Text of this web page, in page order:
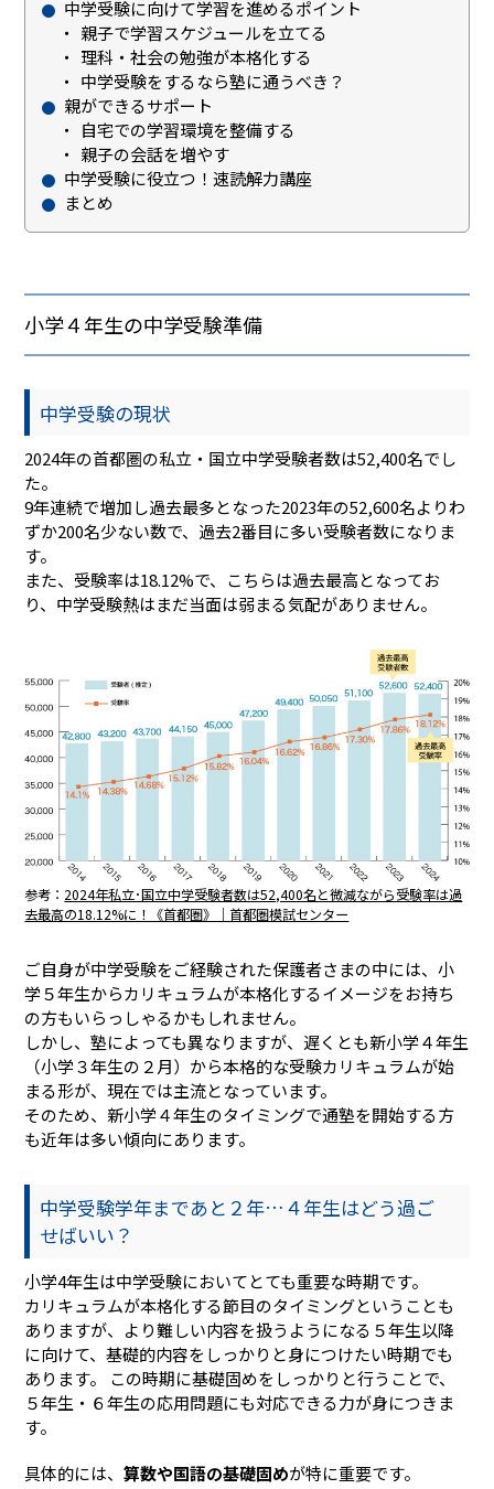
中学受験に向けて学習を進めるポイント
親子で学習スケジュールを立てる
理科・社会の勉強が本格化する
中学受験をするなら塾に通うべき？
親ができるサポート
自宅での学習環境を整備する
親子の会話を増やす
中学受験に役立つ！速読解力講座
まとめ
小学４年生の中学受験準備
中学受験の現状
2024年の首都圏の私立・国立中学受験者数は52,400名でし
た。
9年連続で増加し過去最多となった2023年の52,600名よりわ
ずか200名少ない数で、過去2番目に多い受験者数になりま
す。
また、受験率は18.12%で、こちらは過去最高となってお
り、中学受験熱はまだ当面は弱まる気配がありません。
参考：2024年私立･国立中学受験者数は52,400名と微減ながら受験率は過
去最高の18.12%に！《首都圏》｜首都圏模試センター
ご自身が中学受験をご経験された保護者さまの中には、小
学５年生からカリキュラムが本格化するイメージをお持ち
の方もいらっしゃるかもしれません。
しかし、塾によっても異なりますが、遅くとも新小学４年生
（小学３年生の２月）から本格的な受験カリキュラムが始
まる形が、現在では主流となっています。
そのため、新小学４年生のタイミングで通塾を開始する方
も近年は多い傾向にあります。
中学受験学年まであと２年…４年生はどう過ご
せばいい？
小学4年生は中学受験においてとても重要な時期です。
カリキュラムが本格化する節目のタイミングということも
ありますが、より難しい内容を扱うようになる５年生以降
に向けて、基礎的内容をしっかりと身につけたい時期でも
あります。 この時期に基礎固めをしっかりと行うことで、
５年生・６年生の応用問題にも対応できる力が身につきま
す。
具体的には、算数や国語の基礎固めが特に重要です。